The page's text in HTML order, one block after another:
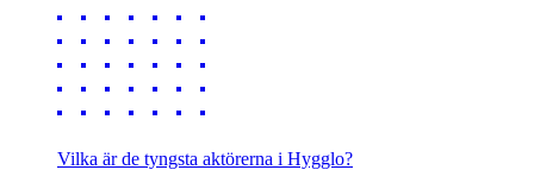
Vilka är de tyngsta aktörerna i Hygglo?